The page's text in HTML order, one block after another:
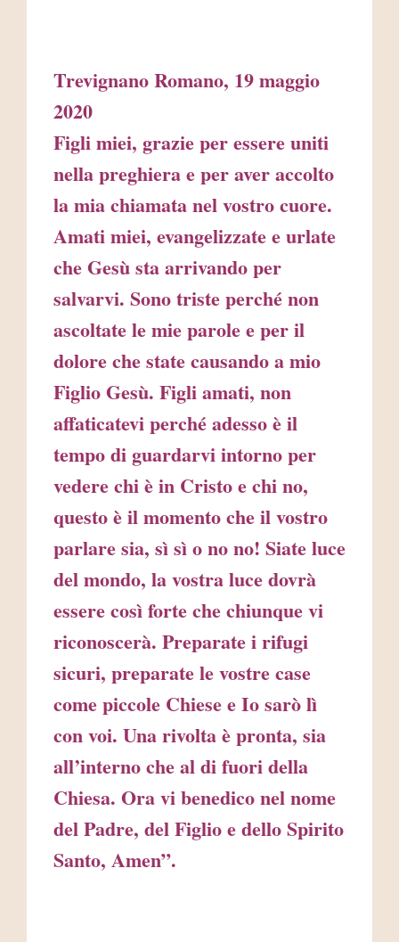
Trevignano Romano, 19 maggio
2020
Figli miei, grazie per essere uniti
nella preghiera e per aver accolto
la mia chiamata nel vostro cuore.
Amati miei, evangelizzate e urlate
che Gesù sta arrivando per
salvarvi. Sono triste perché non
ascoltate le mie parole e per il
dolore che state causando a mio
Figlio Gesù. Figli amati, non
affaticatevi perché adesso è il
tempo di guardarvi intorno per
vedere chi è in Cristo e chi no,
questo è il momento che il vostro
parlare sia, sì sì o no no! Siate luce
del mondo, la vostra luce dovrà
essere così forte che chiunque vi
riconoscerà. Preparate i rifugi
sicuri, preparate le vostre case
come piccole Chiese e Io sarò lì
con voi. Una rivolta è pronta, sia
all’interno che al di fuori della
Chiesa. Ora vi benedico nel nome
del Padre, del Figlio e dello Spirito
Santo, Amen”.